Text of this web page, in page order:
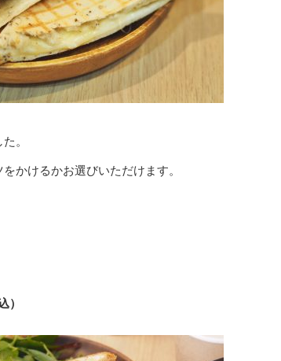
。
かけるかお選びいただけます。
）